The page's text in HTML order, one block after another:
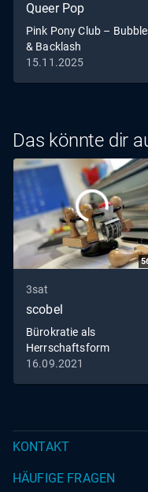
Queer Pop
Pink Pony Club –
& Backlash
15.11.2025
Das könnte dir
3sat
scobel
Bürokratie als
Herrschaftsform
16.09.2021
KONTAKT
HÄUFIGE FRAGEN